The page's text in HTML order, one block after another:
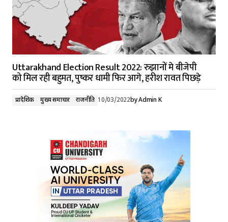
Uttarakhand Election Result 2022: रुझानों मे बीजेपी
को मिल रही बहुमत, पुष्कर धामी फिर आगे, हरीश रावत पिछड़े
प्रादेशिक मुख्य समाचार राजनीति 10/03/2022byAdmin K